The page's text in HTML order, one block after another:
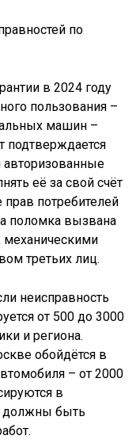
в 2024 году
пользования –
машин –
подтверждается
авторизованные
её за свой счёт
прав потребителей
поломка вызвана
механическими
третьих лиц.
неисправность
от 500 до 3000
и региона.
обойдётся в
– от 2000
в
должны быть